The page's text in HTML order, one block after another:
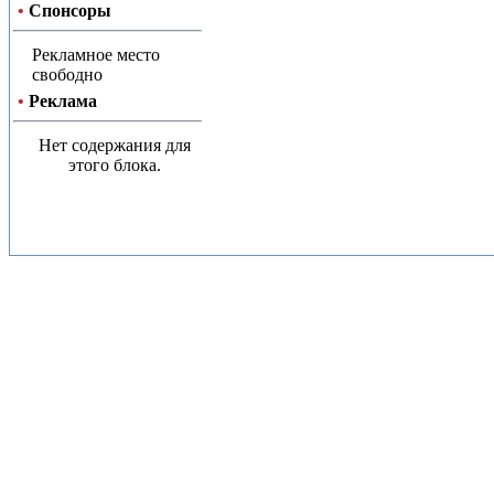
• Спонсоры
Рекламное место
свободно
• Реклама
Нет содержания для
этого блока.